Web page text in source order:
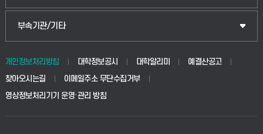
생명공학부
공공정책대학원
교육대학원
웹메일
학사시스템(전문학사 및 전공심화)
부속기관/기타
중앙도서관
학생생활관(안성)
개인정보처리방침 대학정보공시 대학알리미
예결산공고
찾아오시는길
이메일주소 무단수집거부
영상정보처리기기 운영·관리 방침